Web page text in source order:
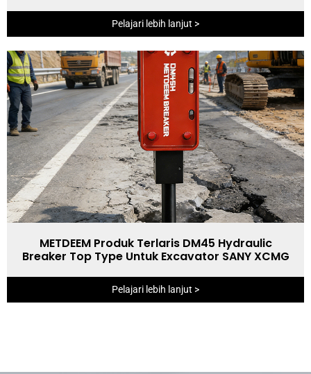
Pelajari lebih lanjut >
METDEEM Produk Terlaris DM45 Hydraulic
Breaker Top Type Untuk Excavator SANY XCMG
Pelajari lebih lanjut >